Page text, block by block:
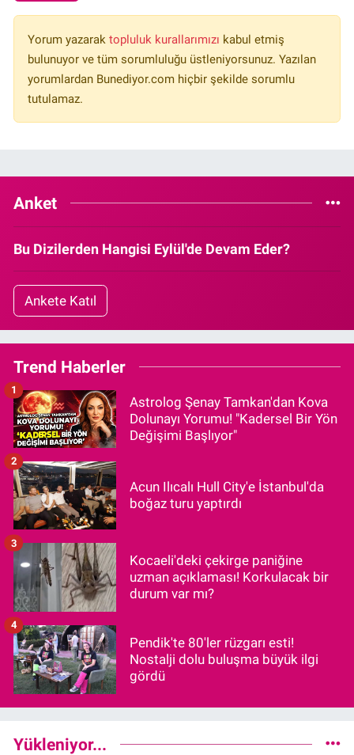
Yorum yazarak topluluk kurallarımızı kabul etmiş
bulunuyor ve tüm sorumluluğu üstleniyorsunuz. Yazılan
yorumlardan Bunediyor.com hiçbir şekilde sorumlu
tutulamaz.
Anket
Bu Dizilerden Hangisi Eylül'de Devam Eder?
Ankete Katıl
Trend Haberler
Astrolog Şenay Tamkan'dan Kova
Dolunayı Yorumu! "Kadersel Bir Yön
Değişimi Başlıyor"
1
Acun Ilıcalı Hull City'e İstanbul'da
boğaz turu yaptırdı
2
Kocaeli'deki çekirge paniğine
uzman açıklaması! Korkulacak bir
durum var mı?
3
Pendik'te 80'ler rüzgarı esti!
Nostalji dolu buluşma büyük ilgi
gördü
4
Yükleniyor...